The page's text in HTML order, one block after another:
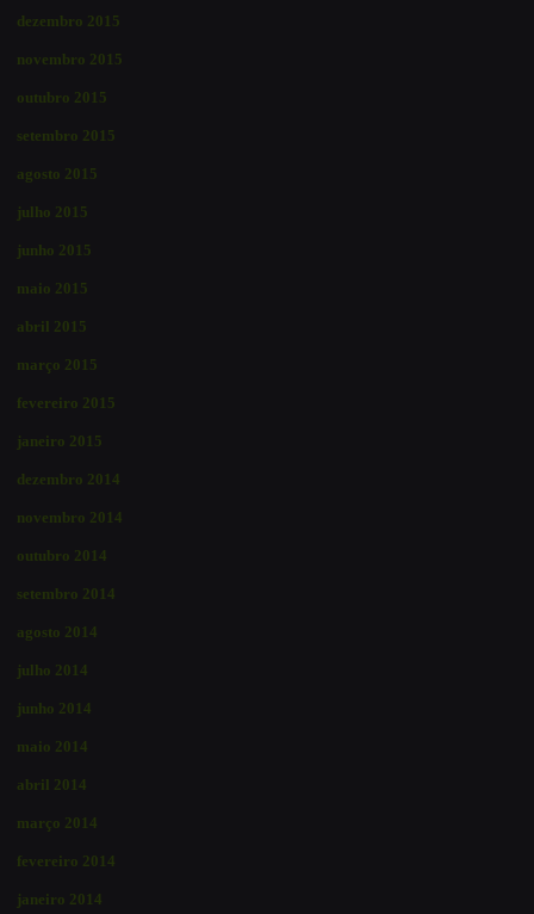
dezembro 2015
novembro 2015
outubro 2015
setembro 2015
agosto 2015
julho 2015
junho 2015
maio 2015
abril 2015
março 2015
fevereiro 2015
janeiro 2015
dezembro 2014
novembro 2014
outubro 2014
setembro 2014
agosto 2014
julho 2014
junho 2014
maio 2014
abril 2014
março 2014
fevereiro 2014
janeiro 2014